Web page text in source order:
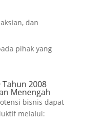
dan
pihak yang
2008
Menengah
bisnis dapat
melalui: